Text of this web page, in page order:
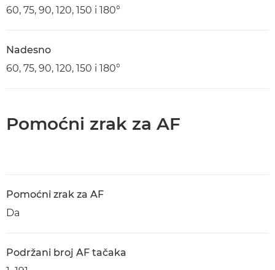
60, 75, 90, 120, 150 i 180°
Nadesno
60, 75, 90, 120, 150 i 180°
Pomoćni zrak za AF
Pomoćni zrak za AF
Da
Podržani broj AF tačaka